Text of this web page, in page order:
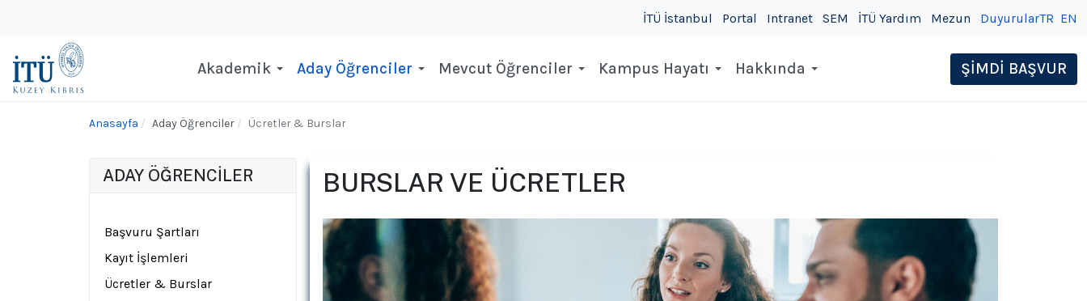
İTÜ İstanbul Portal Intranet SEM İTÜ Yardım Mezun DuyurularTR EN
Akademik Aday Öğrenciler Mevcut Öğrenciler Kampus Hayatı Hakkında ŞİMDİ BAŞVUR
Anasayfa Aday Öğrenciler Ücretler & Burslar
BURSLAR VE ÜCRETLER
ADAY ÖĞRENCİLER
Başvuru Şartları
Kayıt İşlemleri
Ücretler & Burslar